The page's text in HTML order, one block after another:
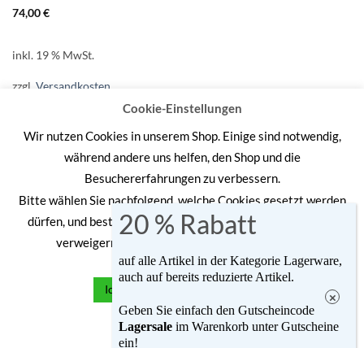
74,00€
inkl. 19 % MwSt.
zzgl. Versandkosten
10 - 14 Tage
Bank
Transfer
Visa MasterCard
ALLGEMEINE GESCHÄFTSBEDINGUNGEN
DATENSCHUTZERKLÄRUNG
WIDERRUF
VERSAND & LIEFERUNG
ZAHLUNGSWEISEN
IMPRESSUM
Copyright Hundewelt Hilse 2026 ©
Alle Preise inkl. der gesetzlichen MwSt.
Cookie-Einstellungen
Wir nutzen Cookies in unserem Shop. Einige sind notwendig,
während andere uns helfen, den Shop und die
Besuchererfahrungen zu verbessern.
Bitte wählen Sie nachfolgend, welche Cookies gesetzt werden
dürfen, und bestätigen Sie dies durch "Ich akzeptiere" oder
verweigern Sie die Cookies durch "Ich lehne ab".
Ich akzeptiere
Cookie Einstellungen
auf alle Artikel in der Kategorie Lagerware,
auch auf bereits reduzierte Artikel.
Geben Sie einfach den Gutscheincode
Lagersale im Warenkorb unter Gutscheine
ein!